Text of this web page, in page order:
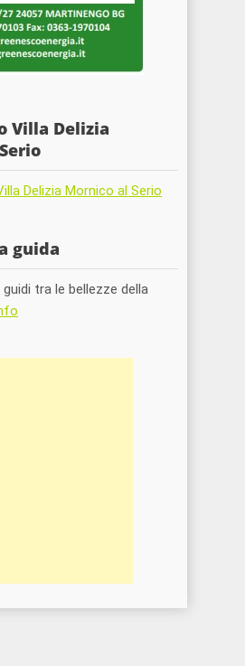
Villa Delizia
guida
tra le bellezze della